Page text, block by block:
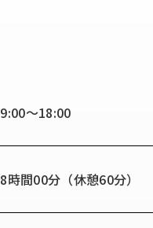
9:00〜18:00
8時間00分（休憩60分）